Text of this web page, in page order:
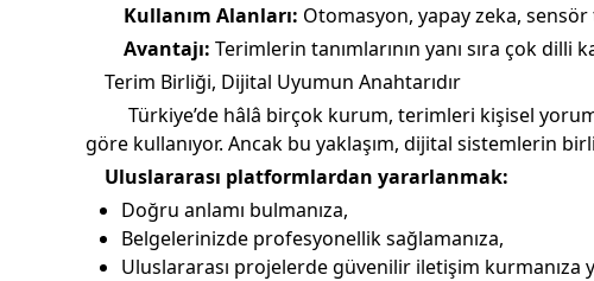
Kullanım Alanları: Otomasyon, yapay zeka,
Avantajı: Terimlerin tanımlarının yanı sıra çok dilli
Terim Birliği, Dijital Uyumun Anahtarıdır
Türkiye’de hâlâ birçok kurum, terimleri kişisel
göre kullanıyor. Ancak bu yaklaşım, dijital sistemlerin
Uluslararası platformlardan yararlanmak:
Doğru anlamı bulmanıza,
Belgelerinizde profesyonellik sağlamanıza,
Uluslararası projelerde güvenilir iletişim kurmanıza